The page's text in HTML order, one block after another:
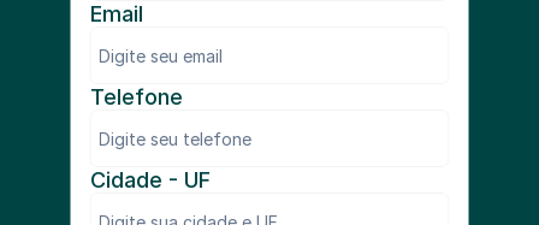
Email
Telefone
Cidade - UF